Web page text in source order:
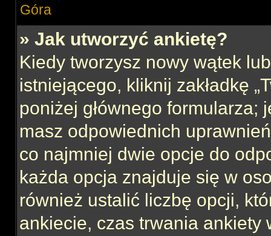
Góra
» Jak utworzyć ankietę?
Kiedy tworzysz nowy wątek
istniejącego, kliknij zakładkę
poniżej głównego formularza;
masz odpowiednich
co najmniej dwie opcje do
każda opcja znajduje się w
również ustalić liczbę opcji,
ankiecie, czas trwania ankiety